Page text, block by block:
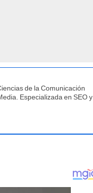
de la Comunicación
Especializada en SEO y